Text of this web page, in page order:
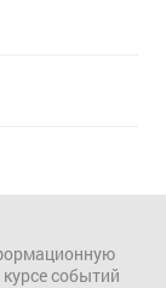
событий